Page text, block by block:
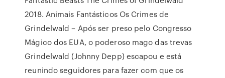
2018. Animais Fantásticos Os Crimes de
Grindelwald – Após ser preso pelo Congresso
Mágico dos EUA, o poderoso mago das trevas
Grindelwald (Johnny Depp) escapou e está
reunindo seguidores para fazer com que os